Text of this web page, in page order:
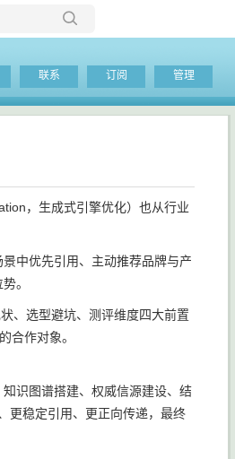
当前博客
联系 订阅 管理
，生成式引擎优化）也从行业
中优先引用、主动推荐品牌与产
。
、选型避坑、测评维度四大前置
合作对象。
识图谱搭建、权威信源建设、结
更稳定引用、更正向传递，最终